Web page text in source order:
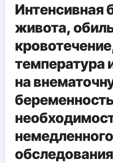
Интенсивная
живота,
температура
на
обследования